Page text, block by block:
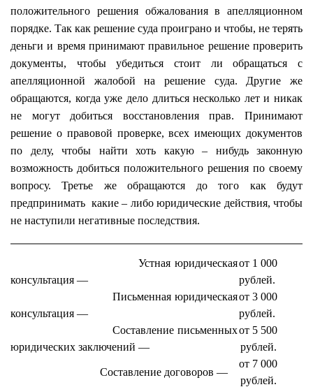
положительного решения обжалования в апелляционном
порядке. Так как решение суда проиграно и чтобы, не терять
деньги и время принимают правильное решение проверить
документы, чтобы убедиться стоит ли обращаться с
апелляционной жалобой на решение суда. Другие же
обращаются, когда уже дело длиться несколько лет и никак
не могут добиться восстановления прав. Принимают
решение о правовой проверке, всех имеющих документов
по делу, чтобы найти хоть какую – нибудь законную
возможность добиться положительного решения по своему
вопросу. Третье же обращаются до того как будут
предпринимать какие – либо юридические действия, чтобы
не наступили негативные последствия.
Устная юридическая
консультация —
от 1 000
рублей.
Письменная юридическая
консультация —
от 3 000
рублей.
Составление письменных
юридических заключений —
от 5 500
рублей.
Составление договоров —
от 7 000
рублей.